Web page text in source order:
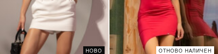
НОВО ОТНОВО НАЛИЧЕН